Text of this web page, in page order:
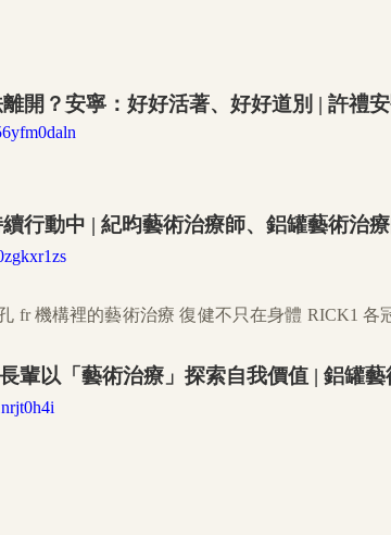
開？安寧：好好活著、好好道別 | 許禮
行動中 | 紀昀藝術治療師、鋁罐藝術治
輩以「藝術治療」探索自我價值 | 鋁罐